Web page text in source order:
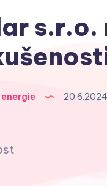
s.r.o.
20.6.2024